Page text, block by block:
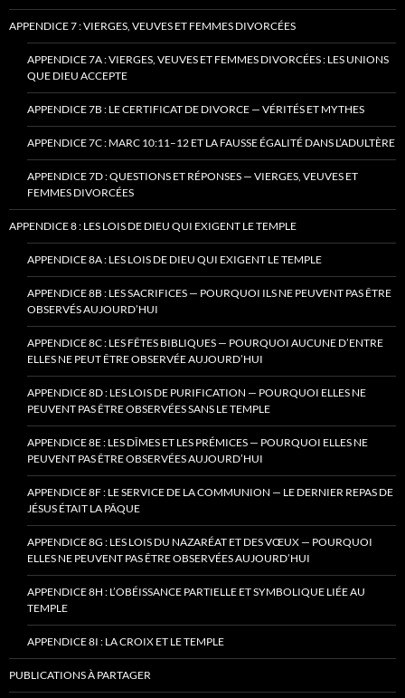
APPENDICE 7 : VIERGES, VEUVES ET FEMMES DIVORCÉES
APPENDICE 7A : VIERGES, VEUVES ET FEMMES DIVORCÉES : LES UNIONS
QUE DIEU ACCEPTE
APPENDICE 7B : LE CERTIFICAT DE DIVORCE — VÉRITÉS ET MYTHES
APPENDICE 7C : MARC 10:11–12 ET LA FAUSSE ÉGALITÉ DANS L’ADULTÈRE
APPENDICE 7D : QUESTIONS ET RÉPONSES — VIERGES, VEUVES ET
FEMMES DIVORCÉES
APPENDICE 8 : LES LOIS DE DIEU QUI EXIGENT LE TEMPLE
APPENDICE 8A : LES LOIS DE DIEU QUI EXIGENT LE TEMPLE
APPENDICE 8B : LES SACRIFICES — POURQUOI ILS NE PEUVENT PAS ÊTRE
OBSERVÉS AUJOURD’HUI
APPENDICE 8C : LES FÊTES BIBLIQUES — POURQUOI AUCUNE D’ENTRE
ELLES NE PEUT ÊTRE OBSERVÉE AUJOURD’HUI
APPENDICE 8D : LES LOIS DE PURIFICATION — POURQUOI ELLES NE
PEUVENT PAS ÊTRE OBSERVÉES SANS LE TEMPLE
APPENDICE 8E : LES DÎMES ET LES PRÉMICES — POURQUOI ELLES NE
PEUVENT PAS ÊTRE OBSERVÉES AUJOURD’HUI
APPENDICE 8F : LE SERVICE DE LA COMMUNION — LE DERNIER REPAS DE
JÉSUS ÉTAIT LA PÂQUE
APPENDICE 8G : LES LOIS DU NAZARÉAT ET DES VŒUX — POURQUOI
ELLES NE PEUVENT PAS ÊTRE OBSERVÉES AUJOURD’HUI
APPENDICE 8H : L’OBÉISSANCE PARTIELLE ET SYMBOLIQUE LIÉE AU
TEMPLE
APPENDICE 8I : LA CROIX ET LE TEMPLE
PUBLICATIONS À PARTAGER